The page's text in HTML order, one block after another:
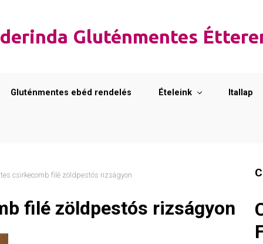
Gluténmentes
Gluténmentes ebéd rendelés Ételeink Itallap
csirkecomb filé zöldpestós rizságyon
filé zöldpestós rizságyon